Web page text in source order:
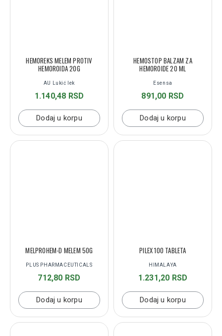
AU Lukić lek
HEMOREKS MELEM PROTIV
HEMOROIDA 20G
1.140,48 RSD
Dodaj u korpu
Esensa
HEMOSTOP BALZAM ZA
HEMOROIDE 20 ML
891,00 RSD
Dodaj u korpu
PLUS PHARMACEUTICALS
MELPROHEM-D MELEM 50G
712,80 RSD
Dodaj u korpu
HIMALAYA
PILEX 100 TABLETA
1.231,20 RSD
Dodaj u korpu